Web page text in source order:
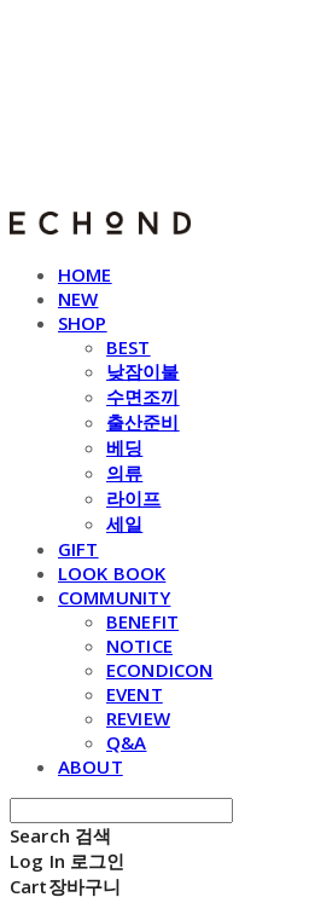
HOME
NEW
SHOP
BEST
낮잠이불
수면조끼
출산준비
베딩
의류
라이프
세일
GIFT
LOOK BOOK
COMMUNITY
BENEFIT
NOTICE
ECONDICON
EVENT
REVIEW
Q&A
ABOUT
Search 검색
Log In 로그인
Cart장바구니